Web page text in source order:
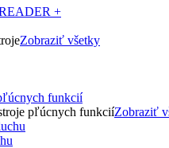
Zobraziť všetky
funkcií
pľúcnych funkciíZobraziť